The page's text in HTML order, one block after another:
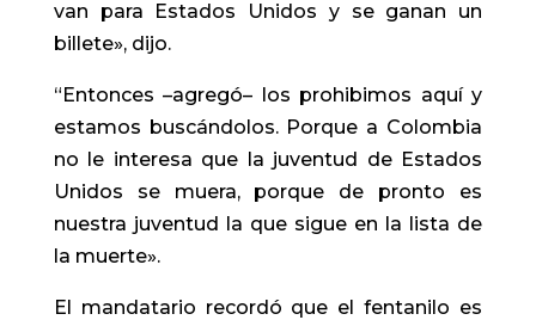
van para Estados Unidos y se ganan un
billete», dijo.
“Entonces –agregó– los prohibimos aquí y
estamos buscándolos. Porque a Colombia
no le interesa que la juventud de Estados
Unidos se muera, porque de pronto es
nuestra juventud la que sigue en la lista de
la muerte».
El mandatario recordó que el fentanilo es